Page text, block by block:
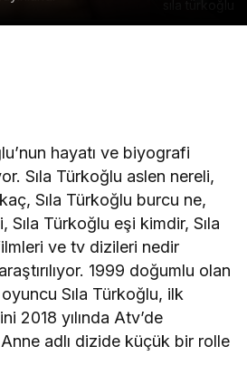
hayatı ve biyografi
Sıla Türkoğlu aslen nereli,
Sıla Türkoğlu burcu ne,
Sıla Türkoğlu eşi kimdir, Sıla
ve tv dizileri nedir
1999 doğumlu olan
Sıla Türkoğlu, ilk
2018 yılında Atv’de
adlı dizide küçük bir rolle